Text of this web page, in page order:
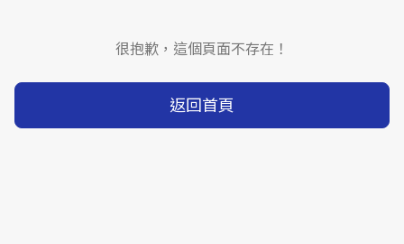
很抱歉，這個頁面不存在！
返回首頁